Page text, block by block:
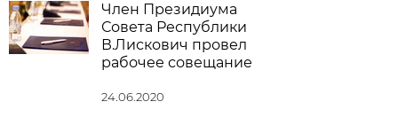
Член Президиума
Совета Республики
В.Лискович провел
рабочее совещание
24.06.2020